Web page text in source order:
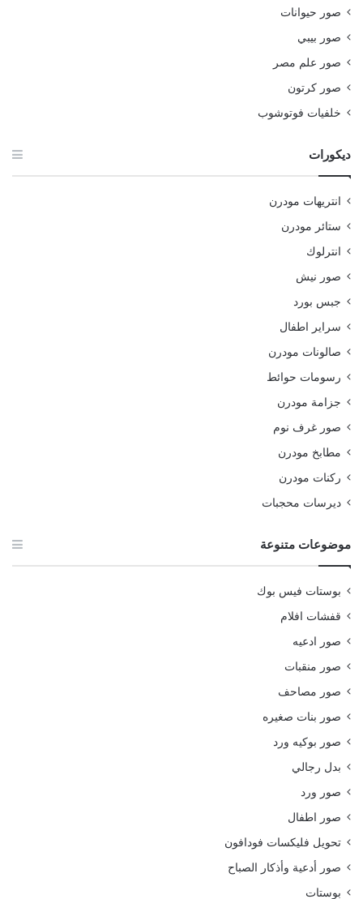
صور حيوانات
صور بيبي
صور علم مصر
صور كرتون
خلفيات فوتوشوب
ديكورات
انتريهات مودرن
ستائر مودرن
انترلوك
صور نيش
جبس بورد
سراير اطفال
صالونات مودرن
رسومات حوائط
جزامة مودرن
صور غرف نوم
مطابخ مودرن
ركنات مودرن
ديرسات محجبات
موضوعات متنوعة
بوستات فيس بوك
قفشات افلام
صور ادعيه
صور منقبات
صور مصاحف
صور بنات صغيره
صور بوكيه ورد
بدل رجالي
صور ورد
صور اطفال
تحويل فليكسات فودافون
صور أدعية وأذكار الصباح
بوستات